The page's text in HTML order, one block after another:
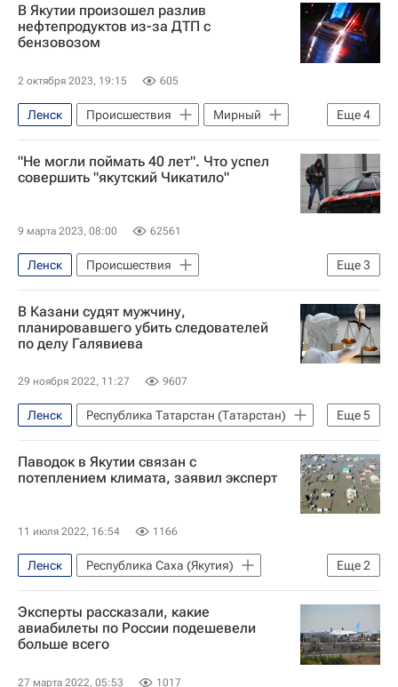
Республика Саха (Якутия)
В Якутии произошел разлив
нефтепродуктов из-за ДТП с
бензовозом
2 октября 2023, 19:15 605
Еще4
Ленск Происшествия
Мирный
МЧС России (Министерство РФ по делам гражданской обороны, чрезвычайным ситуациям и ликвидации последствий стихийных бедствий)
ГИБДД МВД РФ
Россия Авто
"Не могли поймать 40 лет". Что успел
совершить "якутский Чикатило"
9 марта 2023, 08:00 62561
Еще3
Ленск
Происшествия
Ленский район
Мирнинский район
Следственный комитет России (СК РФ)
В Казани судят мужчину,
планировавшего убить следователей
по делу Галявиева
29 ноября 2022, 11:27 9607
Еще5
Ленск
Республика Татарстан (Татарстан)
Казань
Илдус Нафиков
Ильназ Галявиев
Происшествия
Паводок в Якутии связан с
потеплением климата, заявил эксперт
11 июля 2022, 16:54 1166
Еще2
Ленск
Республика Саха (Якутия)
Айсен Николаев
Якутск
Эксперты рассказали, какие
авиабилеты по России подешевели
больше всего
27 марта 2022, 05:53 1017